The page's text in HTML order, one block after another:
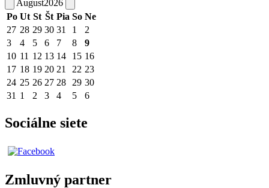
August2026
Po Ut St Št Pia So Ne
27 28 29 30 31 1
2
3
4 5 6 7 8
9
10 11 12 13 14 15 16
17 18 19 20 21 22 23
24 25 26 27 28 29 30
31 1 2 3 4 5 6
Sociálne siete
Zmluvný partner